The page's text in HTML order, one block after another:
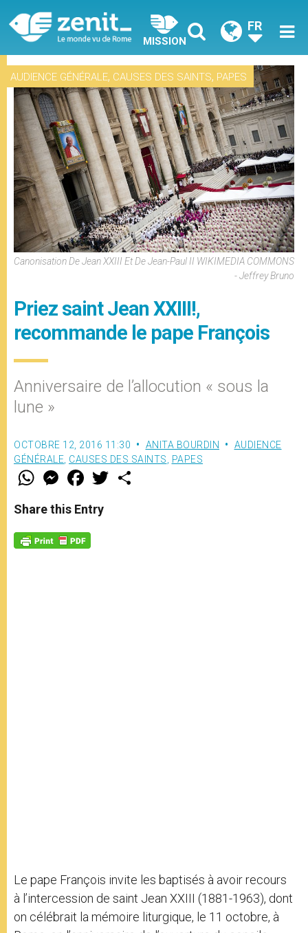
MISSION
FR
AUDIENCE GÉNÉRALE, CAUSES DES SAINTS, PAPES
Canonisation De Jean XXIII Et De Jean-Paul II WIKIMEDIA COMMONS
- Jeffrey Bruno
Priez saint Jean XXIII!,
recommande le pape François
Anniversaire de l’allocution « sous la
lune »
OCTOBRE 12, 2016 11:30 ANITA BOURDIN
AUDIENCE
GÉNÉRALE CAUSES DES SAINTS PAPES
W
t
s
p
p
M
e
s
e
g
e
F
a
e
b
o
k
w
Share this Entry
Le pape François invite les baptisés à avoir recours
à l’intercession de saint Jean XXIII (1881-1963), dont
on célébrait la mémoire liturgique, le 11 octobre, à